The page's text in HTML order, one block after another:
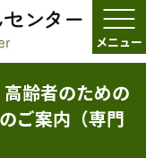
齢者のための
ご案内（専門